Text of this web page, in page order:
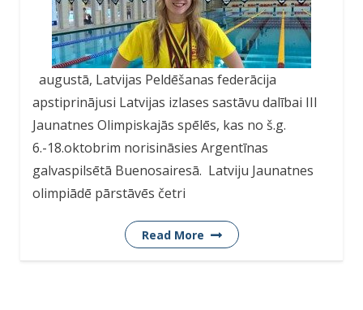
augustā, Latvijas Peldēšanas federācija
apstiprinājusi Latvijas izlases sastāvu dalībai III
Jaunatnes Olimpiskajās spēlēs, kas no š.g.
6.-18.oktobrim norisināsies Argentīnas
galvaspilsētā Buenosairesā. Latviju Jaunatnes
olimpiādē pārstāvēs četri
Read More